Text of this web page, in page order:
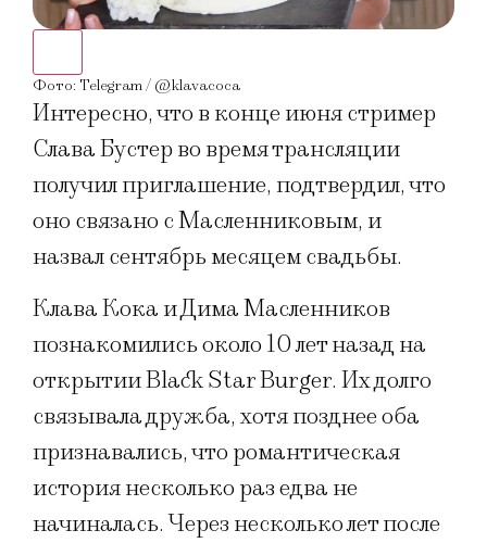
Фото: Telegram / @klavacoca
Интересно, что в конце июня стример
Слава Бустер во время трансляции
получил приглашение, подтвердил, что
оно связано с Масленниковым, и
назвал сентябрь месяцем свадьбы.
Клава Кока и Дима Масленников
познакомились около 10 лет назад на
открытии Black Star Burger. Их долго
связывала дружба, хотя позднее оба
признавались, что романтическая
история несколько раз едва не
начиналась. Через несколько лет после